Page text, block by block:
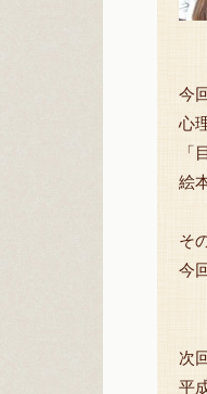
今
心
絵
そ
今
次
平